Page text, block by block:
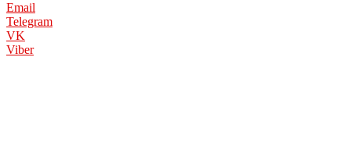
Email
Telegram
VK
Viber